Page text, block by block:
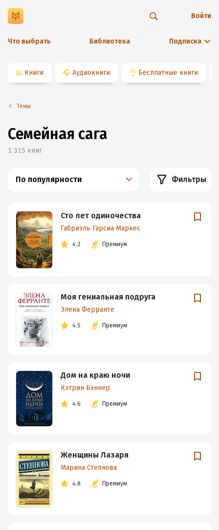
Что выбрать Библиотека Подписка
Войти
📖 Книги 🎧 Аудиокниги 👌 Бесплатные книги
Темы
Семейная сага
1 315 книг
По популярности Фильтры
Сто лет одиночества
Габриэль Гарсиа Маркес
4.2 Премиум
Моя гениальная подруга
Элена Ферранте
4.5 Премиум
Дом на краю ночи
Кэтрин Бэннер
4.6 Премиум
Женщины Лазаря
Марина Степнова
4.8 Премиум